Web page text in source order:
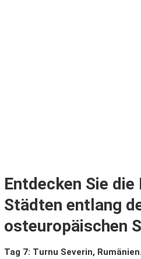
Entdecken Sie die
Städten entlang
osteuropäischen
Tag 7: Turnu Severin, Rumänien.